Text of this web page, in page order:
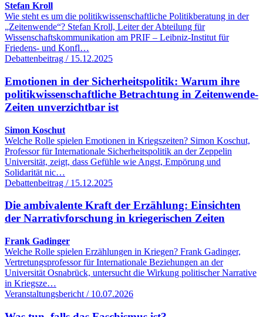
Stefan Kroll
Wie steht es um die politikwissenschaftliche Politikberatung in der
„Zeitenwende“? Stefan Kroll, Leiter der Abteilung für
Wissenschaftskommunikation am PRIF – Leibniz-Institut für
Friedens- und Konfl…
Debattenbeitrag / 15.12.2025
Emotionen in der Sicherheitspolitik: Warum ihre
politikwissenschaftliche Betrachtung in Zeitenwende-
Zeiten unverzichtbar ist
Simon Koschut
Welche Rolle spielen Emotionen in Kriegszeiten? Simon Koschut,
Professor für Internationale Sicherheitspolitik an der Zeppelin
Universität, zeigt, dass Gefühle wie Angst, Empörung und
Solidarität nic…
Debattenbeitrag / 15.12.2025
Die ambivalente Kraft der Erzählung: Einsichten
der Narrativforschung in kriegerischen Zeiten
Frank Gadinger
Welche Rolle spielen Erzählungen in Kriegen? Frank Gadinger,
Vertretungsprofessor für Internationale Beziehungen an der
Universität Osnabrück, untersucht die Wirkung politischer Narrative
in Kriegsze…
Veranstaltungsbericht / 10.07.2026